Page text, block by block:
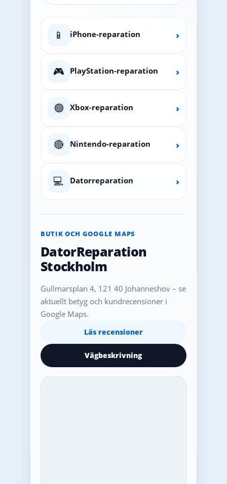
📱 iPhone-reparation ›
🎮 PlayStation-reparation ›
🟢 Xbox-reparation ›
🔴 Nintendo-reparation ›
💻 Datorreparation ›
BUTIK OCH GOOGLE MAPS
DatorReparation
Stockholm
Gullmarsplan 4, 121 40 Johanneshov – se
aktuellt betyg och kundrecensioner i
Google Maps.
Läs recensioner
Vägbeskrivning